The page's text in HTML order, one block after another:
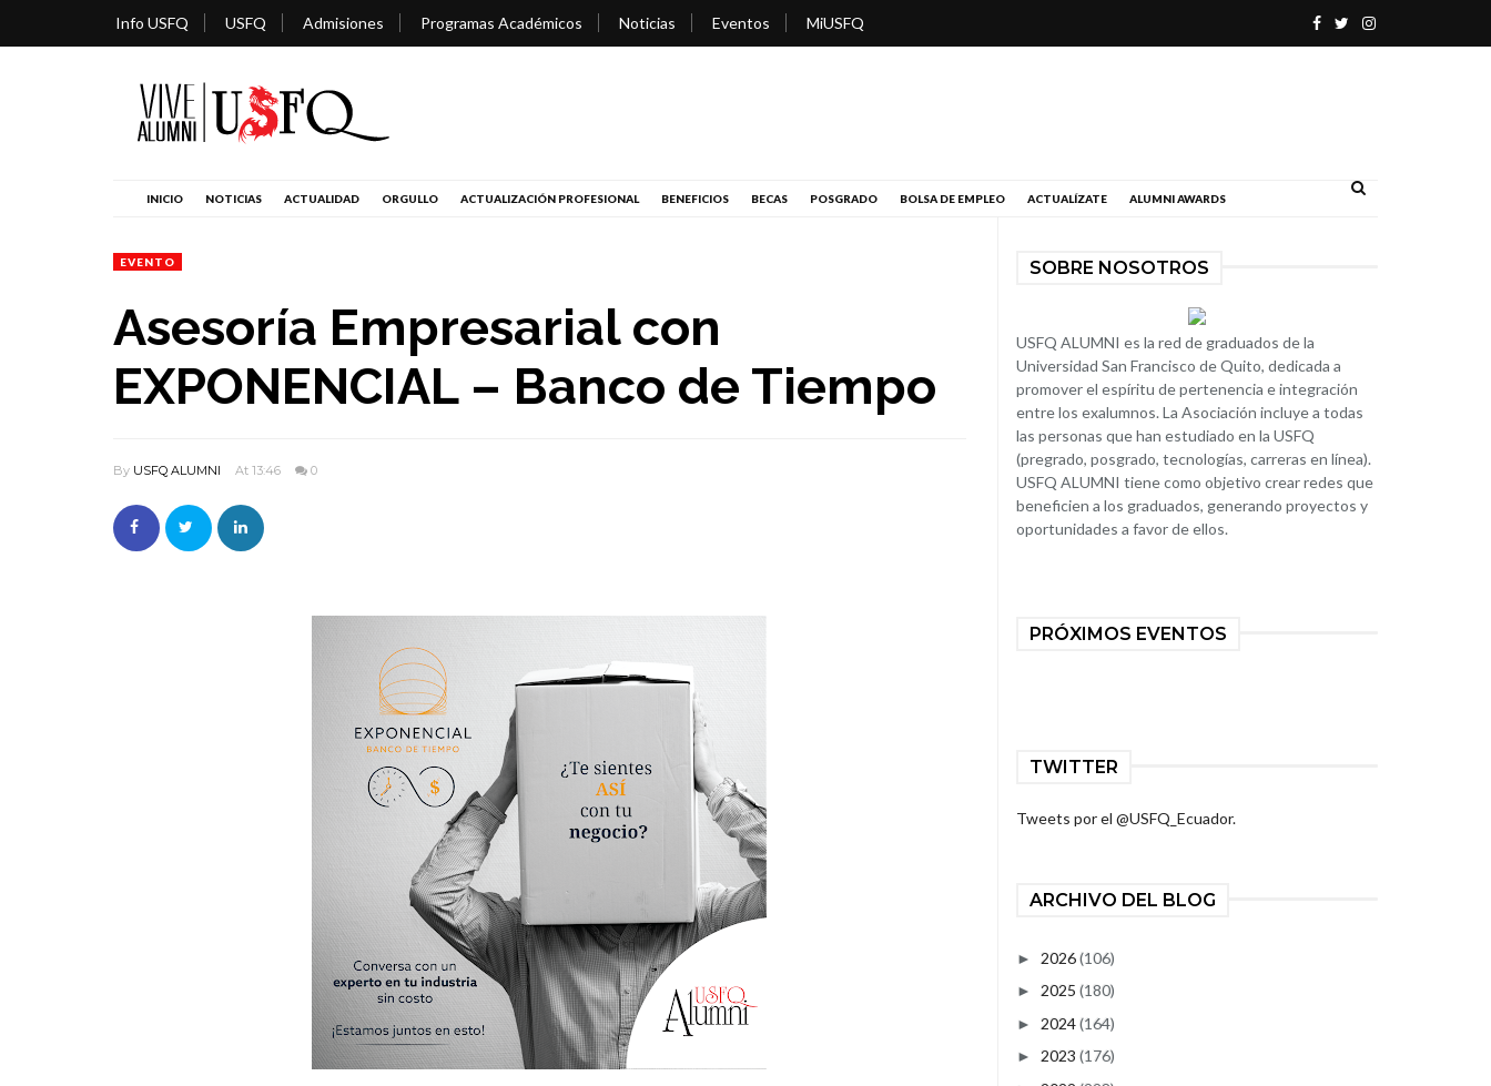
Info USFQ USFQ Admisiones Programas Académicos Noticias Eventos MiUSFQ
INICIO NOTICIAS ACTUALIDAD ORGULLO ACTUALIZACIÓN PROFESIONAL BENEFICIOS BECAS POSGRADO BOLSA DE EMPLEO ACTUALÍZATE ALUMNI AWARDS
EVENTO
Asesoría Empresarial con
EXPONENCIAL – Banco de Tiempo
By USFQ ALUMNI At 13:46 0
SOBRE NOSOTROS
USFQ ALUMNI es la red de graduados de la
Universidad San Francisco de Quito, dedicada a
promover el espíritu de pertenencia e integración
entre los exalumnos. La Asociación incluye a todas
las personas que han estudiado en la USFQ
(pregrado, posgrado, tecnologías, carreras en línea).
USFQ ALUMNI tiene como objetivo crear redes que
beneficien a los graduados, generando proyectos y
oportunidades a favor de ellos.
PRÓXIMOS EVENTOS
TWITTER
Tweets por el @USFQ_Ecuador.
ARCHIVO DEL BLOG
► 2026(106)
► 2025 (180)
► 2024(164)
► 2023 (176)